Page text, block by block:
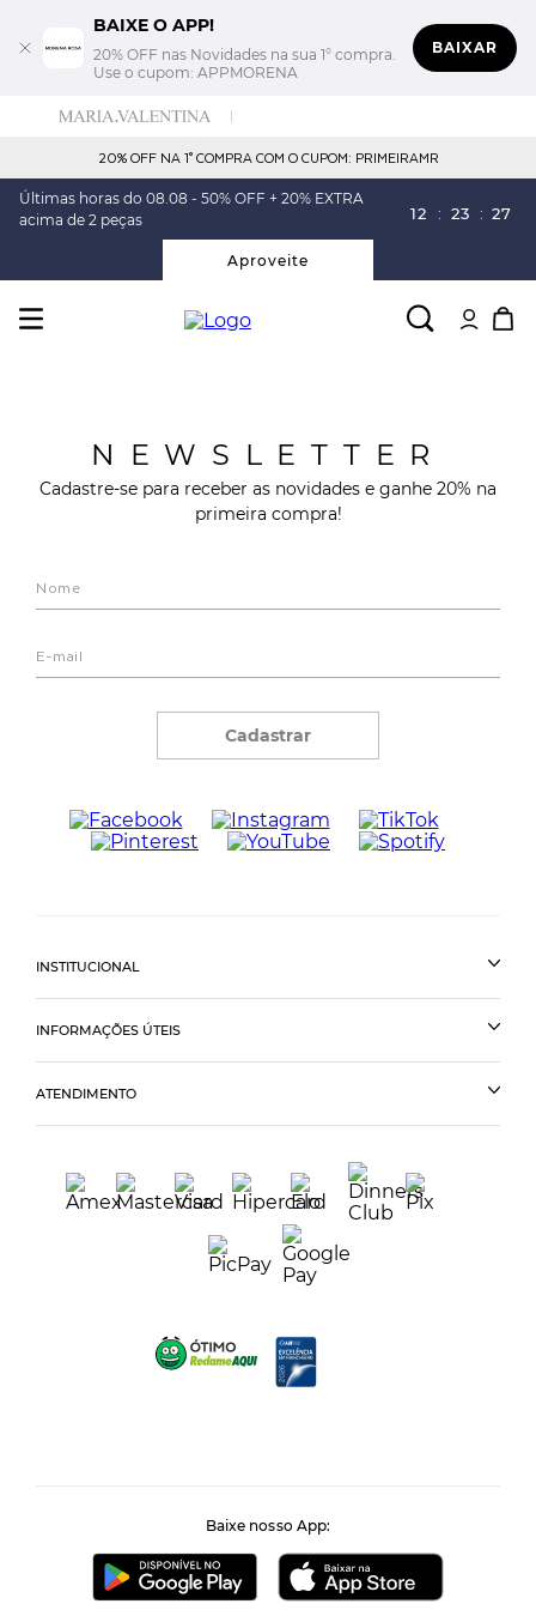
BAIXE O APP!
20% OFF nas Novidades na sua 1° compra.
Use o cupom: APPMORENA
BAIXAR
20% OFF NA 1° COMPRA COM O CUPOM: PRIMEIRAMR
Últimas horas do 08.08 - 50% OFF + 20% EXTRA
acima de 2 peças
12 : 23 : 27
Aproveite
NEWSLETTER
Cadastre-se para receber as novidades e ganhe 20% na
primeira compra!
Cadastrar
INSTITUCIONAL
INFORMAÇÕES ÚTEIS
ATENDIMENTO
Baixe nosso App: